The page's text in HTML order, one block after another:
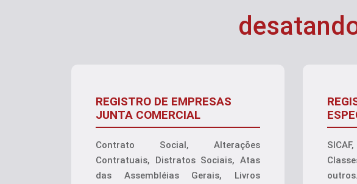
REGISTRO DE EMPRESAS
JUNTA COMERCIAL
Contrato Social, Alterações
Contratuais, Distratos Sociais, Atas
das Assembléias Gerais, Livros
outros.